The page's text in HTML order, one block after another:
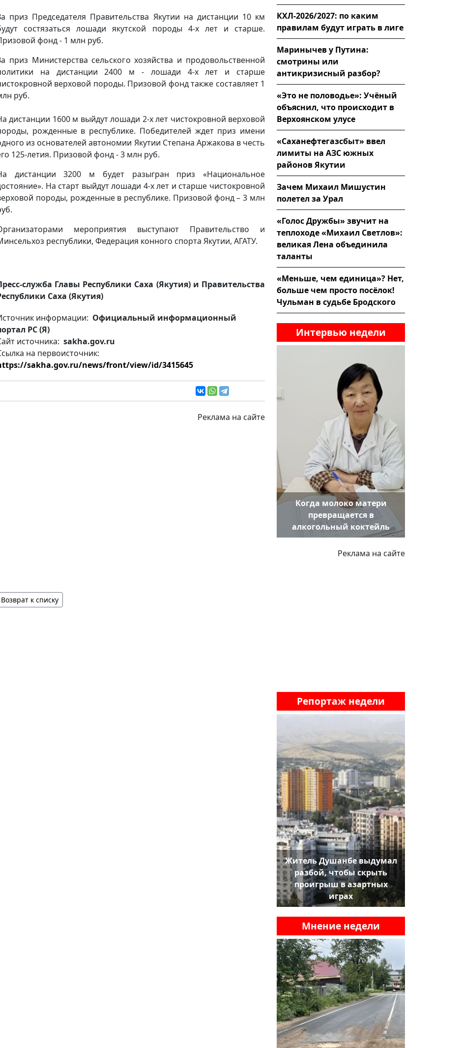
приз Председателя Правительства Якутии на дистанции 10 км
состязаться лошади якутской породы 4-х лет и старше.
фонд - 1 млн руб.
приз Министерства сельского хозяйства и продовольственной
на дистанции 2400 м - лошади 4-х лет и старше
верховой породы. Призовой фонд также составляет 1
руб.
дистанции 1600 м выйдут лошади 2-х лет чистокровной верховой
рожденные в республике. Победителей ждет приз имени
из основателей автономии Якутии Степана Аржакова в честь
125-летия. Призовой фонд - 3 млн руб.
дистанции 3200 м будет разыгран приз «Национальное
На старт выйдут лошади 4-х лет и старше чистокровной
породы, рожденные в республике. Призовой фонд – 3 млн
мероприятия выступают Правительство и
республики, Федерация конного спорта Якутии, АГАТУ.
служба Главы Республики Саха (Якутия) и Правительства
Саха (Якутия)
информации: Официальный информационный
РС (Я)
источника: sakha.gov.ru
на первоисточник:
sakha.gov.ru/news/front/view/id/3415645
Реклама на сайте
Возврат к списку
КХЛ-2026/2027: по каким
правилам будут играть в лиге
Маринычев у Путина:
смотрины или
антикризисный разбор?
«Это не половодье»: Учёный
объяснил, что происходит в
Верхоянском улусе
«Саханефтегазсбыт» ввел
лимиты на АЗС южных
районов Якутии
Зачем Михаил Мишустин
полетел за Урал
«Голос Дружбы» звучит на
теплоходе «Михаил Светлов»:
великая Лена объединила
таланты
«Меньше, чем единица»? Нет,
больше чем просто посёлок!
Чульман в судьбе Бродского
Интервью недели
Когда молоко матери
превращается в
алкогольный коктейль
Реклама на сайте
Репортаж недели
Житель Душанбе выдумал
разбой, чтобы скрыть
проигрыш в азартных
играх
Мнение недели